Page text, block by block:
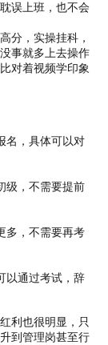
误上班，也不会
分，实操挂科，
事就多上去操作
对着视频学印象
名，具体可以对
级，不需要提前
多，不需要再考
以通过考试，辞
利也很明显，只
到管理岗甚至行